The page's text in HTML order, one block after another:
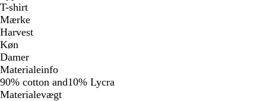
T-shirt
Mærke
Harvest
Køn
Damer
Materialeinfo
90% cotton and10% Lycra
Materialevægt